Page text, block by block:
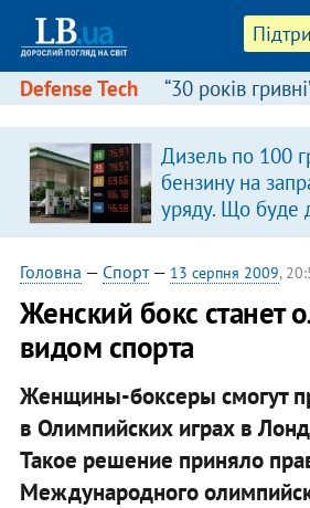
Defense Tech “30 років
Дизель по 100
бензину на
уряду. Що буде
пальне?
Головна — Спорт— 13 серпня 2009,
Женский бокс станет
видом спорта
Женщины-боксеры смогут
в Олимпийских играх в
Такое решение приняло
Международного